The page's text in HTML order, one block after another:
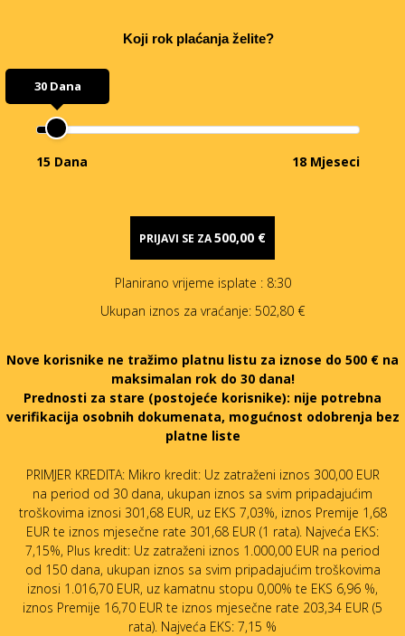
Koji rok plaćanja želite?
30 Dana
15 Dana 18 Mjeseci
PRIJAVI SE ZA500,00 €
Planirano vrijeme isplate : 8:30
Ukupan iznos za vraćanje: 502,80 €
Nove korisnike ne tražimo platnu listu za iznose do 500 € na
maksimalan rok do 30 dana!
Prednosti za stare (postojeće korisnike): nije potrebna
verifikacija osobnih dokumenata, mogućnost odobrenja bez
platne liste
PRIMJER KREDITA: Mikro kredit: Uz zatraženi iznos 300,00 EUR
na period od 30 dana, ukupan iznos sa svim pripadajućim
troškovima iznosi 301,68 EUR, uz EKS 7,03%, iznos Premije 1,68
EUR te iznos mjesečne rate 301,68 EUR (1 rata). Najveća EKS:
7,15%, Plus kredit: Uz zatraženi iznos 1.000,00 EUR na period
od 150 dana, ukupan iznos sa svim pripadajućim troškovima
iznosi 1.016,70 EUR, uz kamatnu stopu 0,00% te EKS 6,96 %,
iznos Premije 16,70 EUR te iznos mjesečne rate 203,34 EUR (5
rata). Najveća EKS: 7,15 %